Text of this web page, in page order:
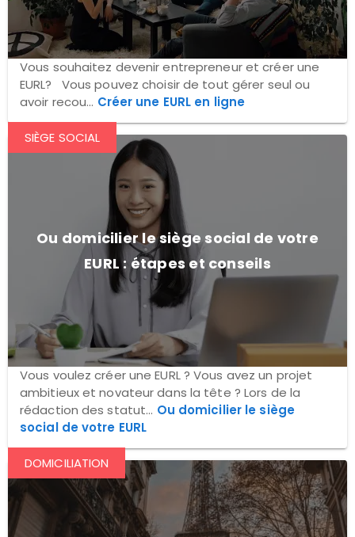
Vous souhaitez devenir entrepreneur et créer une
EURL? Vous pouvez choisir de tout gérer seul ou
avoir recou... Créer une EURL en ligne
Ou domicilier le siège social de votre
EURL : étapes et conseils
SIÈGE SOCIAL
Vous voulez créer une EURL ? Vous avez un projet
ambitieux et novateur dans la tête ? Lors de la
rédaction des statut... Ou domicilier le siège
social de votre EURL
DOMICILIATION